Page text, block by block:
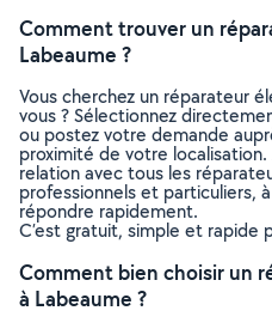
Comment trouver un
Labeaume ?
Vous cherchez un réparateur
vous ? Sélectionnez
ou postez votre demande
proximité de votre
relation avec tous les
professionnels et particuliers,
répondre rapidement.
C’est gratuit, simple et rapide
Comment bien choisir un
à Labeaume ?